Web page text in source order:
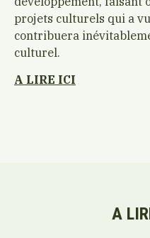
projets culturels qui a
contribuera
culturel.
A LIRE ICI
A